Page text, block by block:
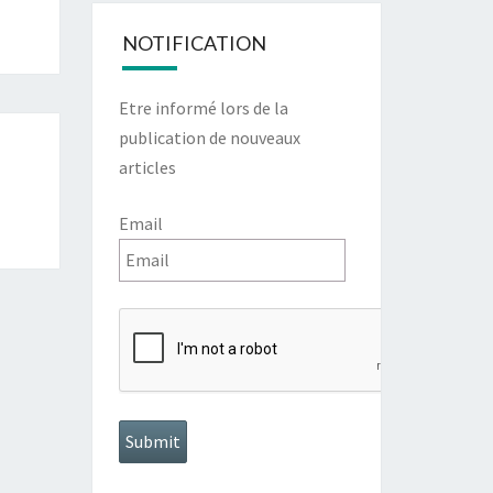
NOTIFICATION
Etre informé lors de la
publication de nouveaux
articles
Email